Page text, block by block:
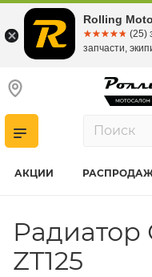
АКЦИИ
Радиатор
ZT125
Rolling
☆☆☆☆☆
★★★★★ (25)
запчасти,